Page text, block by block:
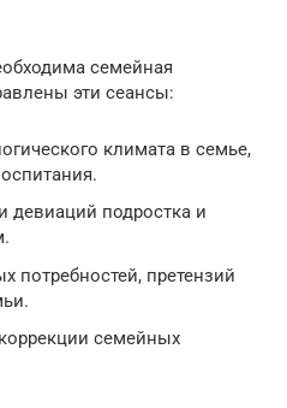
семейная
эти сеансы:
климата в семье,
девиаций подростка и
потребностей, претензий
семейных